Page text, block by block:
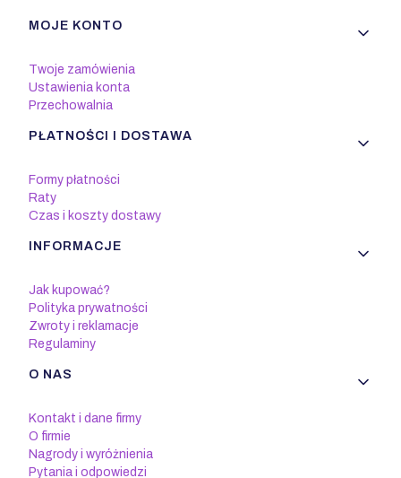
Linki w stopce
MOJE KONTO
Twoje zamówienia
Ustawienia konta
Przechowalnia
PŁATNOŚCI I DOSTAWA
Formy płatności
Raty
Czas i koszty dostawy
INFORMACJE
Jak kupować?
Polityka prywatności
Zwroty i reklamacje
Regulaminy
O NAS
Kontakt i dane firmy
O firmie
Nagrody i wyróżnienia
Pytania i odpowiedzi